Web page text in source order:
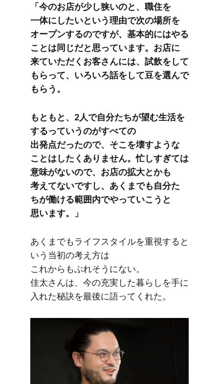
「今の​お店が​少し​狭いのと、​職住を​
一体に​したいと​いう​理由で​次の​場所を​
オープンするのですが、​基本的には​やる​
ことは​同じだと​思っています。​お店に​
来ていただく​お客さんには、​試飲を​して​
もらって、​いろいろ​話を​して​豆を​選んで​
もらう。
もともと、​2人で​自分た​ちが​望む生活を​
するって​いうのが​すべての​
出発点だったので、​そこを​壊すような​
ことは​したく​ありません。​忙しすぎては​
意味が​ないので、​お店の​拡大とかも​
考えてないですし、​あくまでも​自分た​
ちが​働ける​範囲内で​やっていこうと​
思います。」
あくまでも​ライフスタイルを​重視すると​
いう​当初の​考え方は​
これからもぶれそうにない。​
佳太さんは、​今の​充実した​暮らしを​手に​
入れた​秘訣を​最後に​語ってくれた。